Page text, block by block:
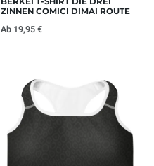
ZINNEN COMICI DIMAI ROUTE
Ab 19,95€